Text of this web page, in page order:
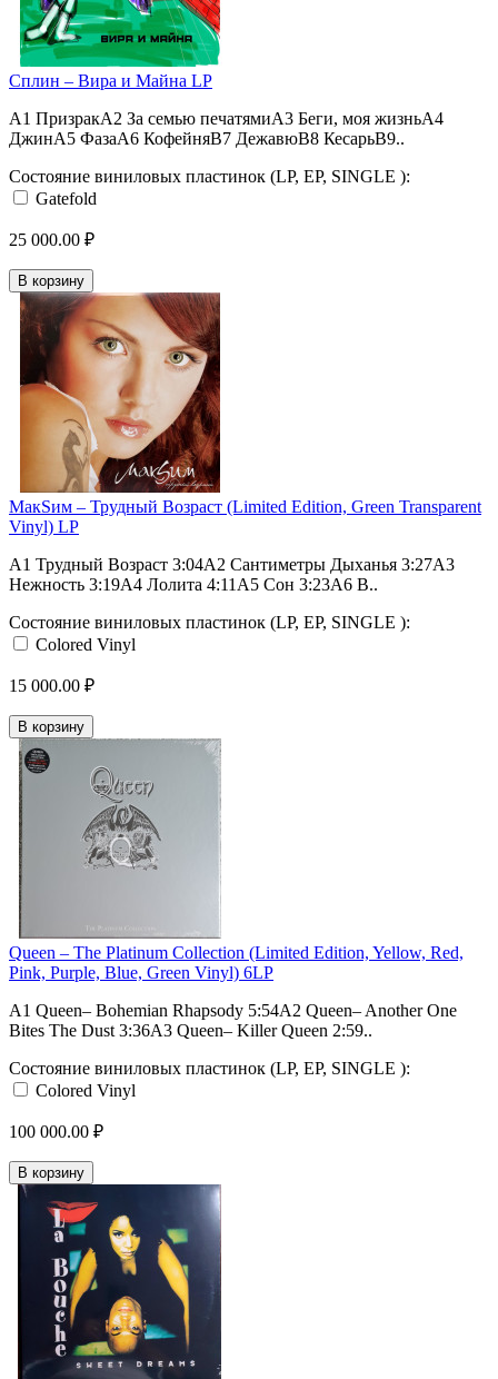
Сплин – Вира и Майна LP
A1 ПризракA2 За семью печатямиA3 Беги, моя жизньA4
ДжинA5 ФазаA6 КофейняB7 ДежавюB8 КесарьB9..
Состояние виниловых пластинок (LP, EP, SINGLE ):
Gatefold
25 000.00 ₽
В корзину
МакSим – Трудный Возраст (Limited Edition, Green Transparent
Vinyl) LP
A1 Трудный Возраст 3:04A2 Сантиметры Дыханья 3:27A3
Нежность 3:19A4 Лолита 4:11A5 Сон 3:23A6 В..
Состояние виниловых пластинок (LP, EP, SINGLE ):
Colored Vinyl
15 000.00 ₽
В корзину
Queen – The Platinum Collection (Limited Edition, Yellow, Red,
Pink, Purple, Blue, Green Vinyl) 6LP
A1 Queen– Bohemian Rhapsody 5:54A2 Queen– Another One
Bites The Dust 3:36A3 Queen– Killer Queen 2:59..
Состояние виниловых пластинок (LP, EP, SINGLE ):
Colored Vinyl
100 000.00 ₽
В корзину